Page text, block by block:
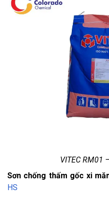
VITEC RM01
Sơn chống thấm gốc xi
HS